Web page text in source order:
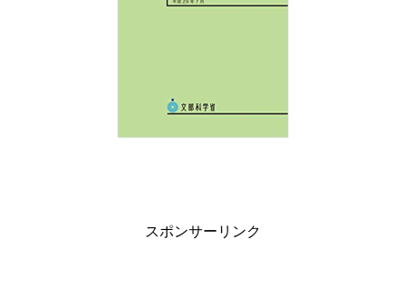
スポンサーリンク